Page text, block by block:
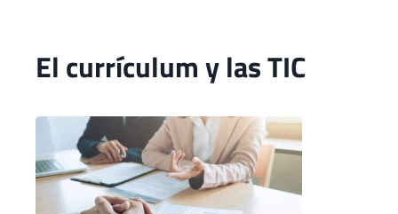
El currículum y las TIC